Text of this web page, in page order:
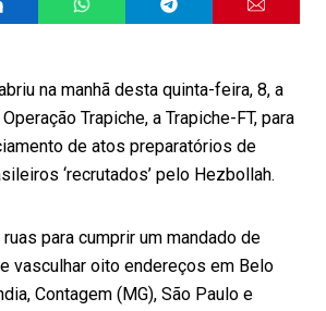
na manhã desta quinta-feira, 8, a
Trapiche, a Trapiche-FT, para
de atos preparatórios de
‘recrutados’ pelo Hezbollah.
para cumprir um mandado de
vasculhar oito endereços em Belo
Contagem (MG), São Paulo e